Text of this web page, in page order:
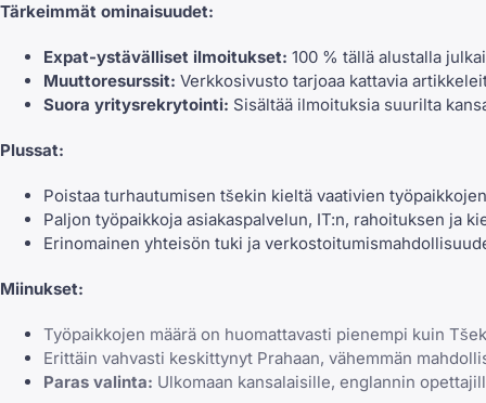
Tärkeimmät ominaisuudet:
Expat-ystävälliset ilmoitukset: 100 % tällä alustalla
Muuttoresurssit: Verkkosivusto tarjoaa kattavia
Suora yritysrekrytointi: Sisältää ilmoituksia suurilta
Plussat:
Poistaa turhautumisen tšekin kieltä vaativien
Paljon työpaikkoja asiakaspalvelun, IT:n, rahoituksen ja
Erinomainen yhteisön tuki ja
Miinukset:
Työpaikkojen määrä on huomattavasti pienempi kuin
Erittäin vahvasti keskittynyt Prahaan, vähemmän
Paras valinta: Ulkomaan kansalaisille, englannin